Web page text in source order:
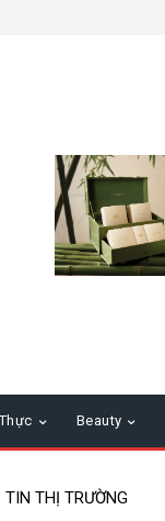
Beauty
TIN THỊ TRƯỜNG